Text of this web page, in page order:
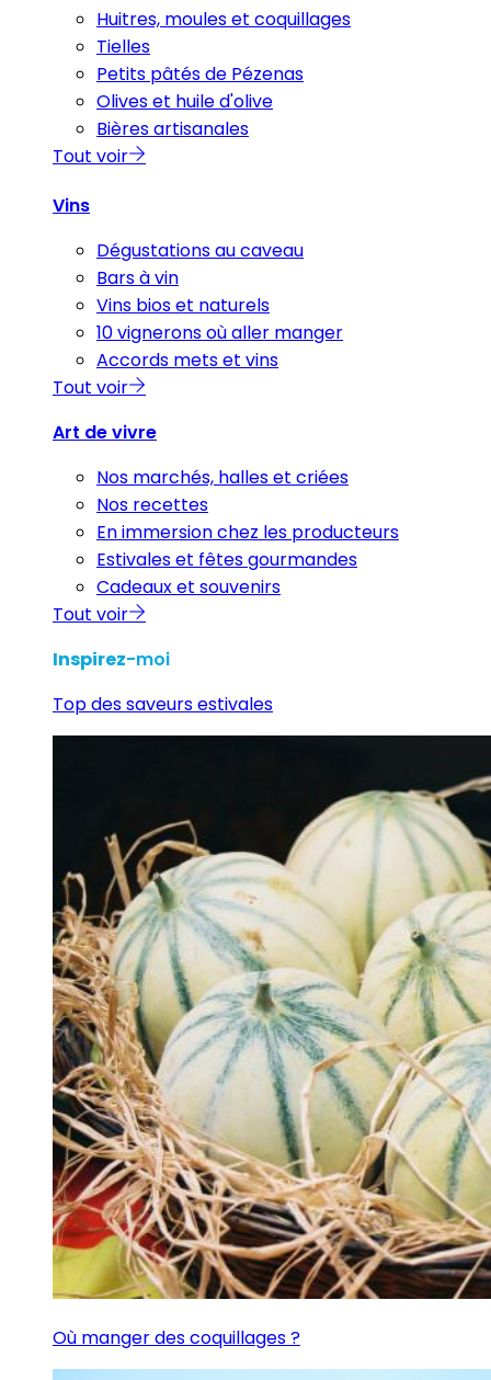
Huitres, moules et coquillages
Tielles
Petits pâtés de Pézenas
Olives et huile d'olive
Bières artisanales
Tout voir
Vins
Dégustations au caveau
Bars à vin
Vins bios et naturels
10 vignerons où aller manger
Accords mets et vins
Tout voir
Art de vivre
Nos marchés, halles et criées
Nos recettes
En immersion chez les producteurs
Estivales et fêtes gourmandes
Cadeaux et souvenirs
Tout voir
Inspirez-moi
Top des saveurs estivales
Où manger des coquillages ?